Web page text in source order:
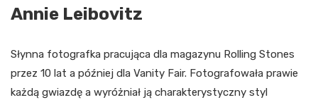
Annie Leibovitz
Słynna fotografka pracująca dla magazynu Rolling Stones
przez 10 lat a później dla Vanity Fair. Fotografowała prawie
każdą gwiazdę a wyróżniał ją charakterystyczny styl